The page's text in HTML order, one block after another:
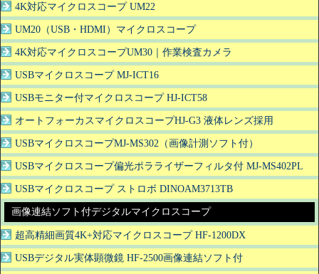
4K対応マイクロスコープ UM22
UM20（USB・HDMI）マイクロスコープ
4K対応マイクロスコープUM30｜作業検査カメラ
USBマイクロスコープ MJ-ICT16
USBモニター付マイクロスコープ HJ-ICT58
オートフォーカスマイクロスコープHJ-G3 液体レンズ採用
USBマイクロスコープMJ-MS302（画像計測ソフト付）
USBマイクロスコープ偏光ポラライザーフィルタ付 MJ-MS402PL
USBマイクロスコープ ストロボ DINOAM3713TB
画像連結ソフト付デジタルマイクロスコープ
超高精細画質4K+対応マイクロスコープ HF-1200DX
USBデジタル実体顕微鏡 HF-2500画像連結ソフト付